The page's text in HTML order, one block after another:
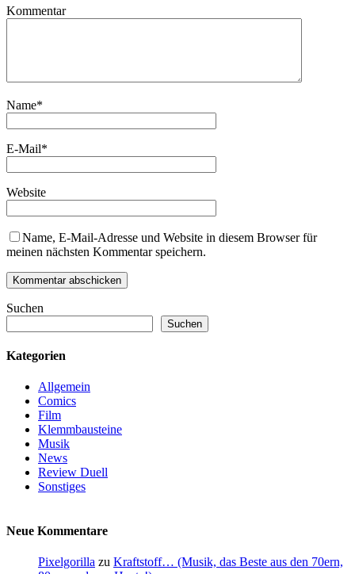
Kommentar
Name*
E-Mail*
Website
Name, E-Mail-Adresse und Website in diesem Browser für
meinen nächsten Kommentar speichern.
Suchen
Suchen
Kategorien
Allgemein
Comics
Film
Klemmbausteine
Musik
News
Review Duell
Sonstiges
Neue Kommentare
Pixelgorilla zu Kraftstoff… (Musik, das Beste aus den 70ern,